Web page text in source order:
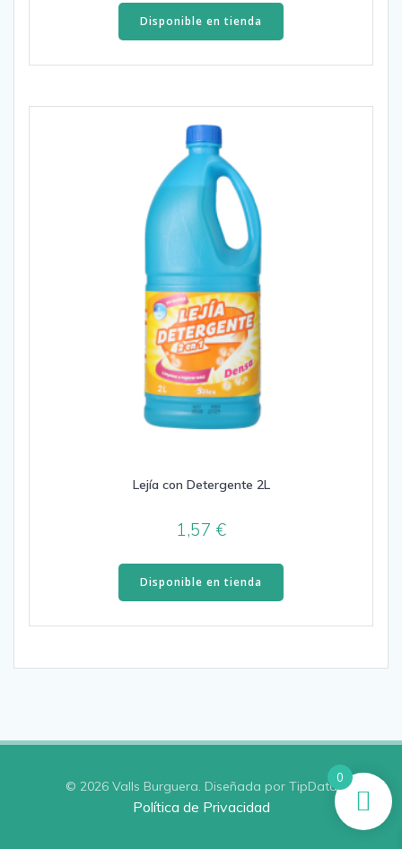
Disponible en tienda
Lejía con Detergente 2L
1,57€
Disponible en tienda
© 2026 Valls Burguera. Diseñada por TipData
Política de Privacidad
0